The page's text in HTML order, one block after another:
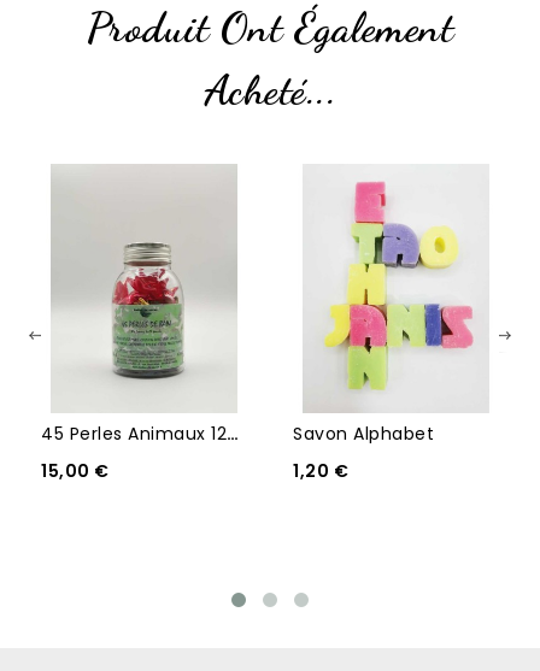
Produit Ont Également
Acheté...
45 Perles Animaux 125g
15,00 €
Savon Alphabet
1,20 €